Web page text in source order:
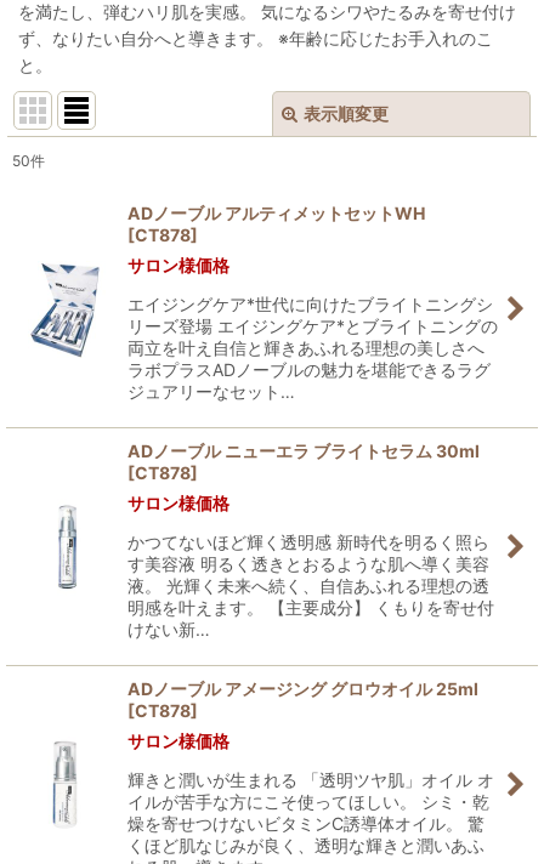
を満たし、弾むハリ肌を実感。 気になるシワやたるみを寄せ付け
ず、なりたい自分へと導きます。 ※年齢に応じたお手入れのこ
と。
表示順変更
絞り込む
50件
ADノーブル アルティメットセットWH
[CT878]
サロン様価格
エイジングケア*世代に向けたブライトニングシ
リーズ登場 エイジングケア*とブライトニングの
両立を叶え自信と輝きあふれる理想の美しさへ
ラボプラスADノーブルの魅力を堪能できるラグ
ジュアリーなセット…
ADノーブル ニューエラ ブライトセラム 30ml
[CT878]
サロン様価格
かつてないほど輝く透明感 新時代を明るく照ら
す美容液 明るく透きとおるような肌へ導く美容
液。 光輝く未来へ続く、自信あふれる理想の透
明感を叶えます。 【主要成分】 くもりを寄せ付
けない新…
ADノーブル アメージング グロウオイル 25ml
[CT878]
サロン様価格
輝きと潤いが生まれる 「透明ツヤ肌」オイル オ
イルが苦手な方にこそ使ってほしい。 シミ・乾
燥を寄せつけないビタミンC誘導体オイル。 驚
くほど肌なじみが良く、透明な輝きと潤いあふ